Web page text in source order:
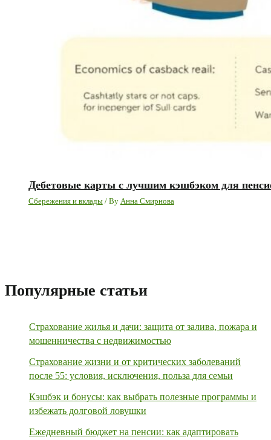
Дебетовые карты с лучшим кэшбэком для
Сбережения и вклады/ By Анна Смирнова
Популярные статьи
Страхование жилья и дачи: защита от залива, пожара и
мошенничества с недвижимостью
Страхование жизни и от критических заболеваний
после 55: условия, исключения, польза для семьи
Кэшбэк и бонусы: как выбрать полезные программы и
избежать долговой ловушки
Ежедневный бюджет на пенсии: как адаптировать